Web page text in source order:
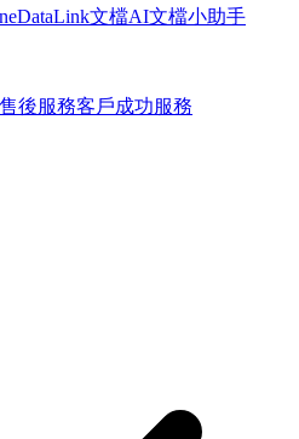
文檔AI文檔小助手
售後服務客戶成功服務